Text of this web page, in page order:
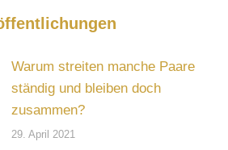
Warum streiten manche Paare
ständig und bleiben doch
zusammen?
29. April 2021